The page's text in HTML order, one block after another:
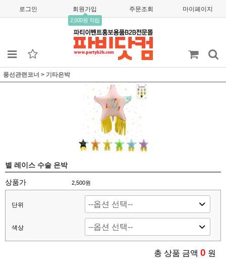
로그인 회원가입
2,000원 적립
주문조회 마이페이지
풍선관련코너 > 기타은박
별 레이스 수술 은박
상품가 2,500원
단위
색상
총 상품 금액 0 원